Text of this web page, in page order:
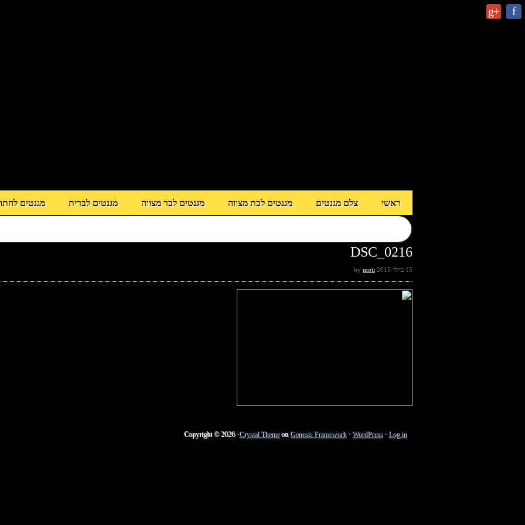
g+ f
ראשי צלם מגנטים מגנטים לבת מצווה מגנטים לבר מצווה מגנטים לברית מגנטים
DSC_0216
15 ביולי 2015 moti
Copyright © 2026 ·Crystal ThemeonGenesis Framework· WordPress· Log in